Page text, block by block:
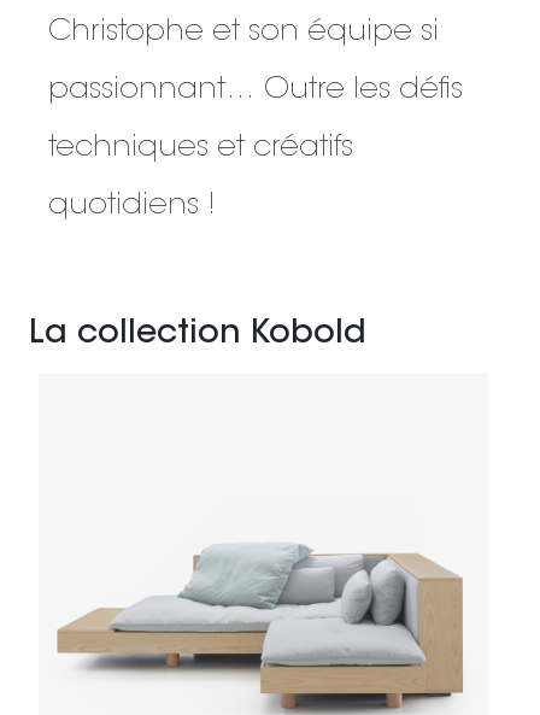
Christophe et son équipe si
passionnant… Outre les défis
techniques et créatifs
quotidiens !
La collection Kobold